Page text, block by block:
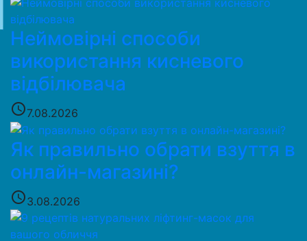
Неймовірні способи
використання кисневого
відбілювача
access_time7.08.2026
Як правильно обрати взуття в
онлайн-магазині?
access_time3.08.2026